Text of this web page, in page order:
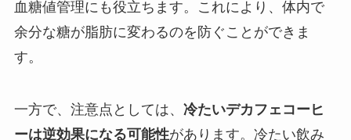
血糖値管理にも役立ちます。これにより、体内で
余分な糖が脂肪に変わるのを防ぐことができま
す。
一方で、注意点としては、 冷たいデカフェコーヒ
ーは逆効果になる可能性があります。冷たい飲み